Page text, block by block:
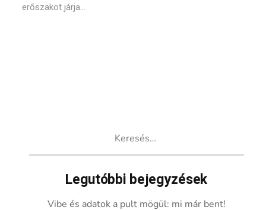
erőszakot járja...
Legutóbbi bejegyzések
Vibe és adatok a pult mögül: mi már bent!